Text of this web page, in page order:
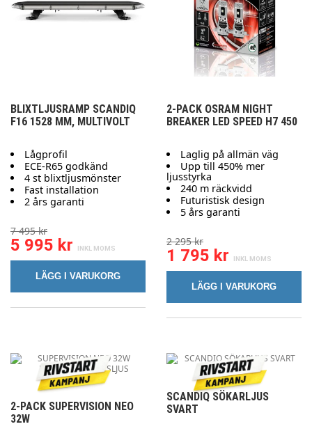
BLIXTLJUSRAMP SCANDIQ
F16 1528 MM, MULTIVOLT
Lågprofil
ECE-R65 godkänd
4 st blixtljusmönster
Fast installation
2 års garanti
7 495 kr
5 995 kr
LÄGG I VARUKORG
2-PACK OSRAM NIGHT
BREAKER LED SPEED H7 450
Laglig på allmän väg
Upp till 450% mer
ljusstyrka
240 m räckvidd
Futuristisk design
5 års garanti
2 295 kr
1 795 kr
LÄGG I VARUKORG
2-PACK SUPERVISION NEO
32W
SCANDIQ SÖKARLJUS
SVART